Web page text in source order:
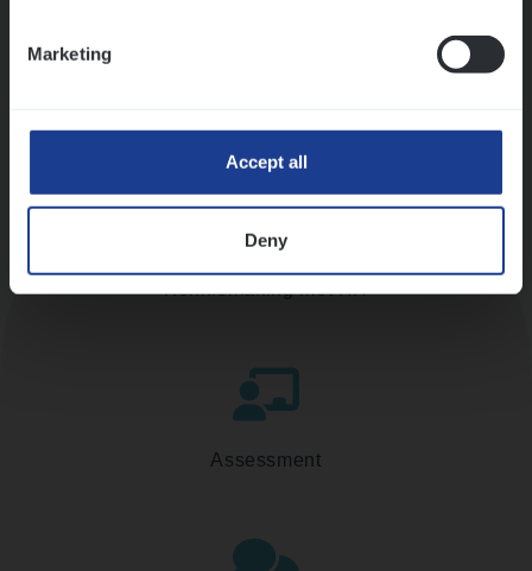
Marketing
Accept all
Deny
Kennismaking met HR
Assessment